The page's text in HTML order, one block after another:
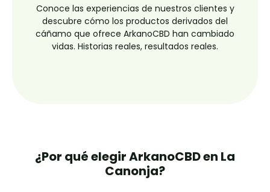
Conoce las experiencias de nuestros clientes y
descubre cómo los productos derivados del
cáñamo que ofrece ArkanoCBD han cambiado
vidas. Historias reales, resultados reales.
¿Por qué elegir ArkanoCBD en La
Canonja?